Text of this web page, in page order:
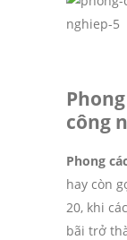
công
Phong
hay còn
20, khi
bãi trở